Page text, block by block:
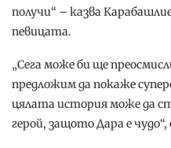
получи“ – казва
певицата.
„Сега може би ще
предложим да покаже
цялата история може да
герой, защото Дара е